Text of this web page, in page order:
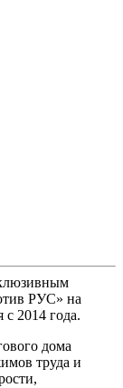
РУС» на
2014 года.
дома
труда и